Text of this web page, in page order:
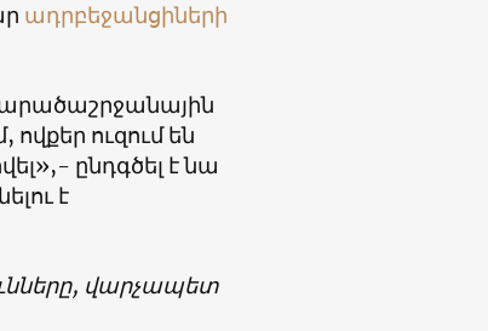
ադրբեջանցիների
ուզում են
ընդգծել է նա
է
վարչապետ